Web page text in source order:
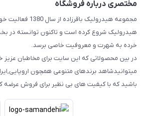
مختصری درباره فروشگاه
مجموعه هیدرولیک
هیدرولیک شروع کرده است و تاکنون توانسته
خرده به شهرت و معروفیت خاصی برسد.
در بین محصولاتی که این سایت برای مخاطبان
میتوانیدشاهد برندهای متنوعی همچون
باشید که با کیفیت های بی نظیر برای فروش عرضه